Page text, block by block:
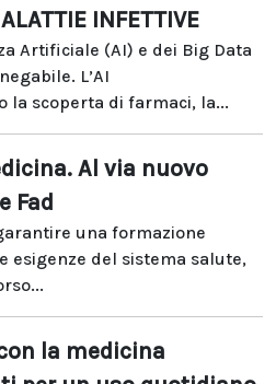
INFETTIVE
Artificiale (AI) e dei Big Data
L’AI
la scoperta di farmaci, la...
Al via nuovo
Fad
una formazione
esigenze del sistema salute,
la medicina